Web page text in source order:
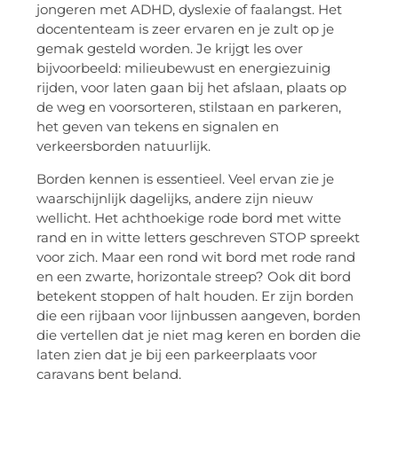
jongeren met ADHD, dyslexie of faalangst. Het
docententeam is zeer ervaren en je zult op je
gemak gesteld worden. Je krijgt les over
bijvoorbeeld: milieubewust en energiezuinig
rijden, voor laten gaan bij het afslaan, plaats op
de weg en voorsorteren, stilstaan en parkeren,
het geven van tekens en signalen en
verkeersborden natuurlijk.
Borden kennen is essentieel. Veel ervan zie je
waarschijnlijk dagelijks, andere zijn nieuw
wellicht. Het achthoekige rode bord met witte
rand en in witte letters geschreven STOP spreekt
voor zich. Maar een rond wit bord met rode rand
en een zwarte, horizontale streep? Ook dit bord
betekent stoppen of halt houden. Er zijn borden
die een rijbaan voor lijnbussen aangeven, borden
die vertellen dat je niet mag keren en borden die
laten zien dat je bij een parkeerplaats voor
caravans bent beland.